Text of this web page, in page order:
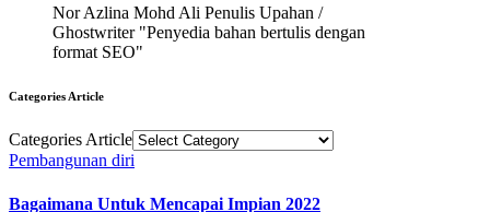
Nor Azlina Mohd Ali Penulis Upahan /
Ghostwriter "Penyedia bahan bertulis dengan
format SEO"
Categories Article
Categories Article
Pembangunan diri
Bagaimana Untuk Mencapai Impian 2022